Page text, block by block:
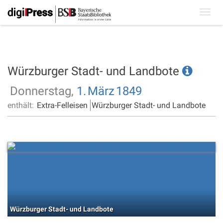
Würzburger Stadt- und Landbote
Donnerstag, 1. März 1849
enthält: Extra-Felleisen Würzburger Stadt- und Landbote
Würzburger Stadt- und Landbote